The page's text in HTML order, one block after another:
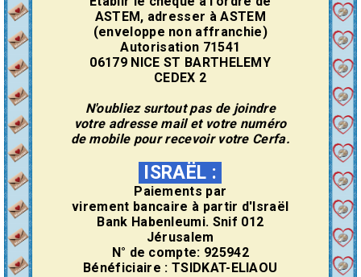
ASTEM, adresser à ASTEM
(enveloppe non affranchie)
Autorisation 71541
06179 NICE ST BARTHELEMY
CEDEX 2
N'oubliez surtout pas de joindre
votre adresse mail et votre numéro
de mobile pour recevoir votre Cerfa.
ISRAËL :
Paiements par
virement bancaire à partir d'Israël
Bank Habenleumi. Snif 012
Jérusalem
N° de compte: 925942
Bénéficiaire : TSIDKAT-ELIAOU